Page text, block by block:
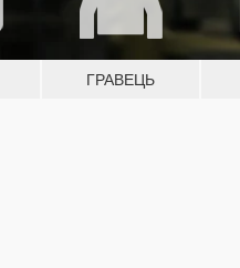
ГРАВЕЦЬ